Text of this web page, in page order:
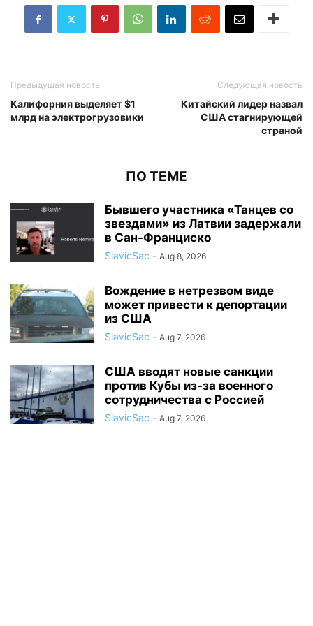
Предыдущая новость
Калифорния выделяет $1
млрд на электрогрузовики
Следующая новость
Китайский лидер назвал
США стагнирующей
страной
ПО ТЕМЕ
Бывшего участника «Танцев со
звездами» из Латвии задержали
в Сан-Франциско
SlavicSac - Aug 8, 2026
Вождение в нетрезвом виде
может привести к депортации
из США
SlavicSac - Aug 7, 2026
США вводят новые санкции
против Кубы из-за военного
сотрудничества с Россией
SlavicSac - Aug 7, 2026